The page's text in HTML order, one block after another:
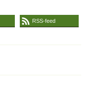
RSS-feed